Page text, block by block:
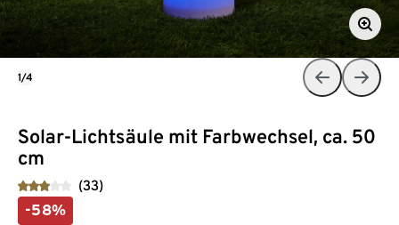
Solar-Lichtsäule mit Farbwechsel, ca. 50
cm
(33)
-58%
1/4